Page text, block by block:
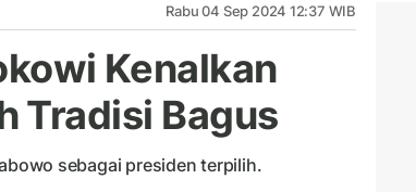
Rabu 04 Sep 2024 12:37 WIB
Kenalkan
Tradisi Bagus
sebagai presiden terpilih.